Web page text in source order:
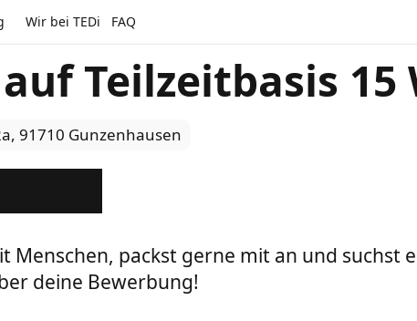
Wir bei TEDi FAQ
Teilzeitbasis
91710 Gunzenhausen
Menschen, packst gerne mit an und
deine Bewerbung!